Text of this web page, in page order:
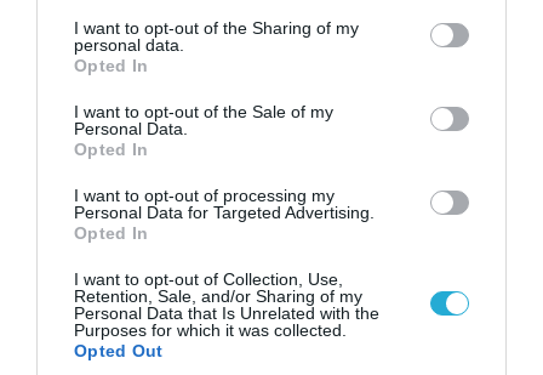
not limited to your visit or usage behaviour. You may click to
grant or deny consent to Google and its third-party tags to
use your data for below specified purposes in below Google
consent section.
I want to opt-out of the Sharing of my
personal data.
Opted In
I want to opt-out of the Sale of my
Personal Data.
Opted In
I want to opt-out of processing my
Personal Data for Targeted Advertising.
Opted In
I want to opt-out of Collection, Use,
Retention, Sale, and/or Sharing of my
Personal Data that Is Unrelated with the
Purposes for which it was collected.
Opted Out
07.08.2026 | 20:02
Κωνσταντίνο Ζούλα από τον ΣΚΑΪ – Ο λόγος της
απομάκρυνσής του